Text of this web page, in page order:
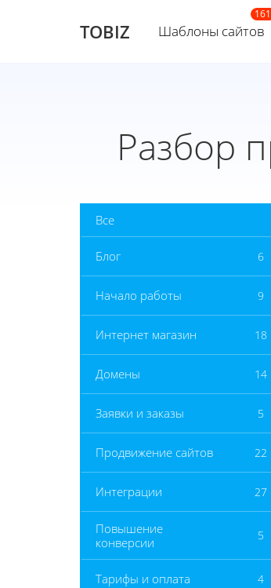
TOBIZ Шаблоны сайтов
Разбор
Все
Блог 6
Начало работы 9
Интернет магазин 18
Домены 14
Заявки и заказы 5
Продвижение сайтов 22
Интеграции 27
Повышение
конверсии
5
Тарифы и оплата 4